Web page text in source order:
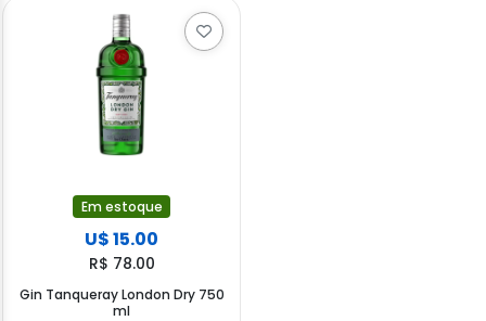
Em estoque
U$ 15.00
R$ 78.00
Gin Tanqueray London Dry 750
ml